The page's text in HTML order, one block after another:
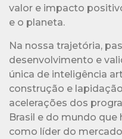
valor e impacto
e o planeta.
Na nossa trajetória,
desenvolvimento e
única de inteligência
construção e
acelerações dos
Brasil e do mundo
como líder do